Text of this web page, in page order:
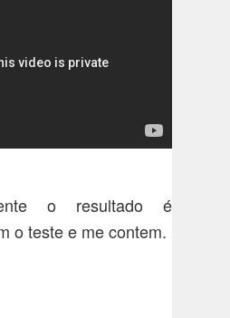
o resultado é
o teste e me contem.